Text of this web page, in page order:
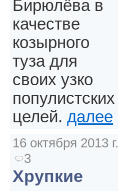
Бирюлёва в
качестве
козырного
туза для
своих узко
популистских
целей. далее
16 октября 2013 г.
3
Хрупкие